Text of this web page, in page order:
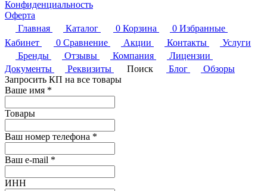
Конфиденциальность
Оферта
Главная
Каталог 0 Корзина 0 Избранные
Кабинет
0 Сравнение Акции Контакты
Услуги
Бренды
Отзывы Компания
Лицензии
Документы
Реквизиты Поиск Блог
Обзоры
Запросить КП на все товары
Ваше имя *
Товары
Ваш номер телефона *
Ваш e-mail *
ИНН